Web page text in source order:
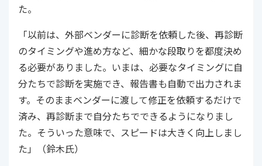
た。
「以前は、外部ベンダーに診断を依頼した後、再診断
のタイミングや進め方など、細かな段取りを都度決め
る必要がありました。いまは、必要なタイミングに自
分たちで診断を実施でき、報告書も自動で出力されま
す。そのままベンダーに渡して修正を依頼するだけで
済み、再診断まで自分たちでできるようになりまし
た。そういった意味で、スピードは大きく向上しまし
た」（鈴木氏）